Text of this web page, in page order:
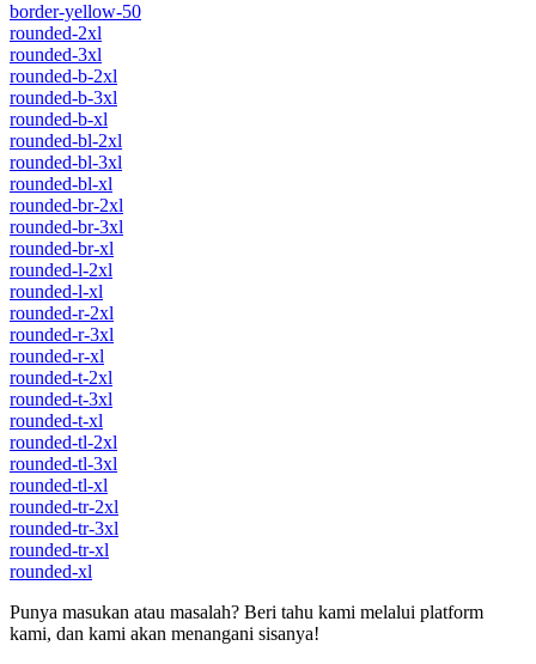
border-yellow-50
rounded-2xl
rounded-3xl
rounded-b-2xl
rounded-b-3xl
rounded-b-xl
rounded-bl-2xl
rounded-bl-3xl
rounded-bl-xl
rounded-br-2xl
rounded-br-3xl
rounded-br-xl
rounded-l-2xl
rounded-l-xl
rounded-r-2xl
rounded-r-3xl
rounded-r-xl
rounded-t-2xl
rounded-t-3xl
rounded-t-xl
rounded-tl-2xl
rounded-tl-3xl
rounded-tl-xl
rounded-tr-2xl
rounded-tr-3xl
rounded-tr-xl
rounded-xl
Punya masukan atau masalah? Beri tahu kami melalui platform
kami, dan kami akan menangani sisanya!